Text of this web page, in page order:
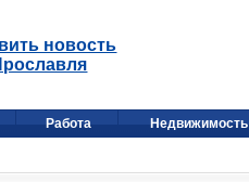
новость
Работа Недвижимость